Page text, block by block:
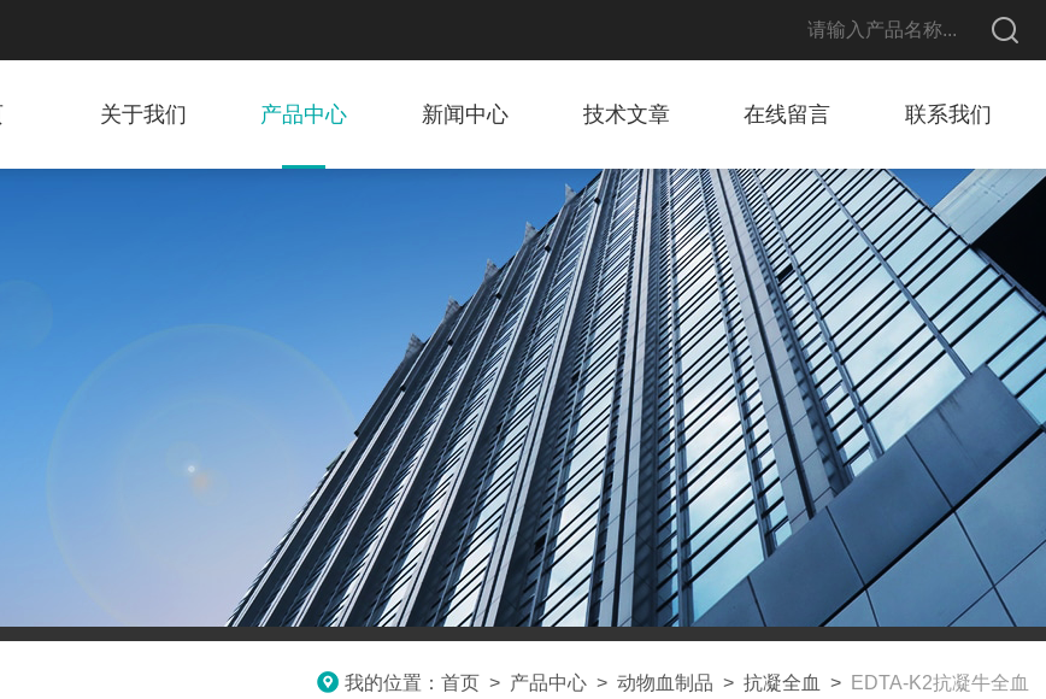
关于我们 产品中心 新闻中心 技术文章 在线留言 联系我们
我的位置： 首页 > 产品中心 > 动物血制品 > 抗凝全血 > EDTA-K2抗凝牛全血